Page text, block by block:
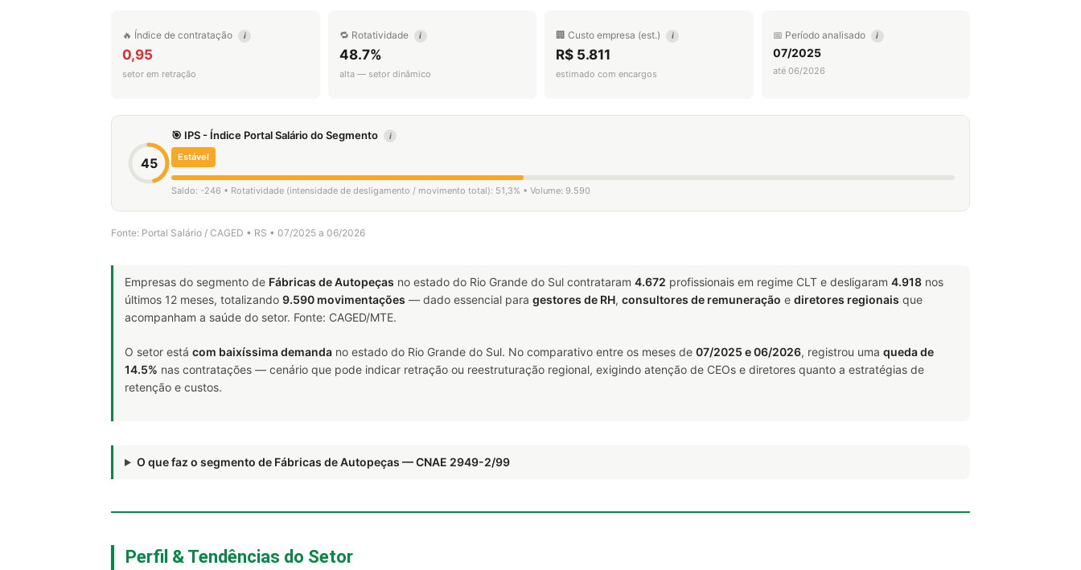
🔥 Índice de contratação i
0,95
setor em retração
🔁 Rotatividade i
48.7%
alta — setor dinâmico
🏢 Custo empresa (est.) i
R$ 5.811
estimado com encargos
📅 Período analisado i
07/2025
até 06/2026
45
🎯 IPS - Índice Portal Salário do Segmento i
Estável
Saldo: -246 • Rotatividade (intensidade de desligamento / movimento total): 51,3% • Volume: 9.590
Fonte: Portal Salário / CAGED • RS • 07/2025 a 06/2026
Empresas do segmento de Fábricas de Autopeças no estado do Rio Grande do Sul contrataram 4.672 profissionais em regime CLT e desligaram 4.918 nos
últimos 12 meses, totalizando 9.590 movimentações — dado essencial para gestores de RH, consultores de remuneração e diretores regionais que
acompanham a saúde do setor. Fonte: CAGED/MTE.
O setor está com baixíssima demanda no estado do Rio Grande do Sul. No comparativo entre os meses de 07/2025 e 06/2026, registrou uma queda de
14.5% nas contratações — cenário que pode indicar retração ou reestruturação regional, exigindo atenção de CEOs e diretores quanto a estratégias de
retenção e custos.
O que faz o segmento de Fábricas de Autopeças — CNAE 2949-2/99
Perfil & Tendências do Setor